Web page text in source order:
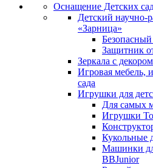
Оснащение Детских
Детский научно-
«Зарница»
Защитник
Зеркала с
Игровая мебель,
сада
Игрушки для
Для самых
Игрушки
Кукольные
Машинки
BBJunior